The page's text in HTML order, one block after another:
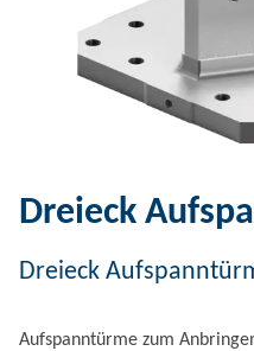
Dreieck
Dreieck
Aufspanntürme zum